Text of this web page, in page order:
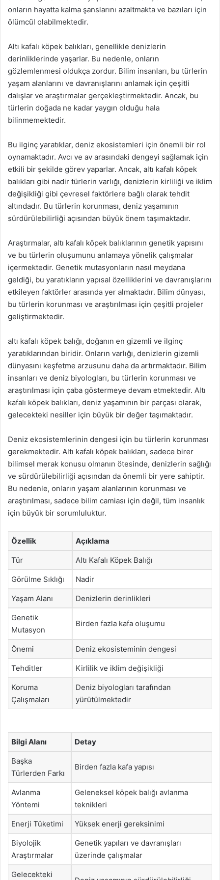
onların hayatta kalma şanslarını azaltmakta ve bazıları için
ölümcül olabilmektedir.
Altı kafalı köpek balıkları, genellikle denizlerin
derinliklerinde yaşarlar. Bu nedenle, onların
gözlemlenmesi oldukça zordur. Bilim insanları, bu türlerin
yaşam alanlarını ve davranışlarını anlamak için çeşitli
dalışlar ve araştırmalar gerçekleştirmektedir. Ancak, bu
türlerin doğada ne kadar yaygın olduğu hala
bilinmemektedir.
Bu ilginç yaratıklar, deniz ekosistemleri için önemli bir rol
oynamaktadır. Avcı ve av arasındaki dengeyi sağlamak için
etkili bir şekilde görev yaparlar. Ancak, altı kafalı köpek
balıkları gibi nadir türlerin varlığı, denizlerin kirliliği ve iklim
değişikliği gibi çevresel faktörlere bağlı olarak tehdit
altındadır. Bu türlerin korunması, deniz yaşamının
sürdürülebilirliği açısından büyük önem taşımaktadır.
Araştırmalar, altı kafalı köpek balıklarının genetik yapısını
ve bu türlerin oluşumunu anlamaya yönelik çalışmalar
içermektedir. Genetik mutasyonların nasıl meydana
geldiği, bu yaratıkların yapısal özelliklerini ve davranışlarını
etkileyen faktörler arasında yer almaktadır. Bilim dünyası,
bu türlerin korunması ve araştırılması için çeşitli projeler
geliştirmektedir.
altı kafalı köpek balığı, doğanın en gizemli ve ilginç
yaratıklarından biridir. Onların varlığı, denizlerin gizemli
dünyasını keşfetme arzusunu daha da artırmaktadır. Bilim
insanları ve deniz biyologları, bu türlerin korunması ve
araştırılması için çaba göstermeye devam etmektedir. Altı
kafalı köpek balıkları, deniz yaşamının bir parçası olarak,
gelecekteki nesiller için büyük bir değer taşımaktadır.
Deniz ekosistemlerinin dengesi için bu türlerin korunması
gerekmektedir. Altı kafalı köpek balıkları, sadece birer
bilimsel merak konusu olmanın ötesinde, denizlerin sağlığı
ve sürdürülebilirliği açısından da önemli bir yere sahiptir.
Bu nedenle, onların yaşam alanlarının korunması ve
araştırılması, sadece bilim camiası için değil, tüm insanlık
için büyük bir sorumluluktur.
Özellik Açıklama
Tür Altı Kafalı Köpek Balığı
Görülme Sıklığı Nadir
Yaşam Alanı Denizlerin derinlikleri
Genetik
Mutasyon
Birden fazla kafa oluşumu
Önemi Deniz ekosisteminin dengesi
Tehditler Kirlilik ve iklim değişikliği
Koruma
Çalışmaları
Deniz biyologları tarafından
yürütülmektedir
Bilgi Alanı Detay
Başka
Türlerden Farkı
Birden fazla kafa yapısı
Avlanma
Yöntemi
Geleneksel köpek balığı avlanma
teknikleri
Enerji Tüketimi Yüksek enerji gereksinimi
Biyolojik
Araştırmalar
Genetik yapıları ve davranışları
üzerinde çalışmalar
Gelecekteki